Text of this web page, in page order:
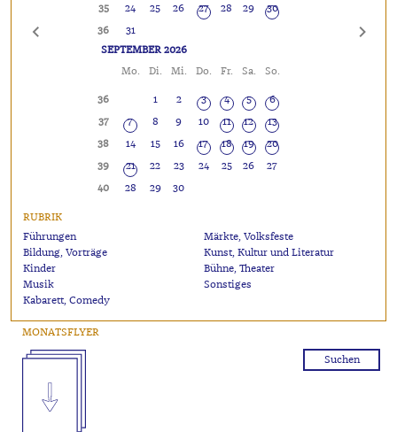
35
24 25 26 27 28 29
30
36
31
SEPTEMBER 2026
Mo.
Di. Mi. Do. Fr. Sa. So.
36 1 2 3 4 5
6
37
7 8 9 10 11 12
13
38
14 15 16 17 18 19
20
39
21 22 23 24 25 26
27
40
28 29 30
RUBRIK
Führungen
Bildung, Vorträge
Kinder
Musik
Kabarett, Comedy
Märkte, Volksfeste
Kunst, Kultur und Literatur
Bühne, Theater
Sonstiges
MONATSFLYER